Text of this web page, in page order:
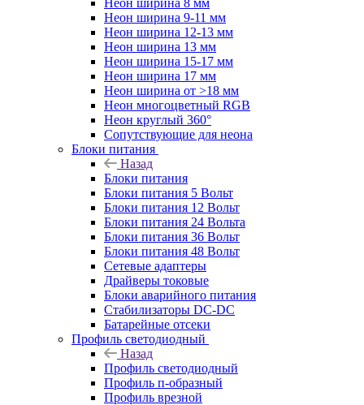
Неон ширина 8 мм
Неон ширина 9-11 мм
Неон ширина 12-13 мм
Неон ширина 13 мм
Неон ширина 15-17 мм
Неон ширина 17 мм
Неон ширина от >18 мм
Неон многоцветный RGB
Неон круглый 360°
Сопутствующие для неона
Блоки питания
Назад
Блоки питания
Блоки питания 5 Вольт
Блоки питания 12 Вольт
Блоки питания 24 Вольта
Блоки питания 36 Вольт
Блоки питания 48 Вольт
Сетевые адаптеры
Драйверы токовые
Блоки аварийного питания
Стабилизаторы DC-DC
Батарейные отсеки
Профиль светодиодный
Назад
Профиль светодиодный
Профиль п-образный
Профиль врезной